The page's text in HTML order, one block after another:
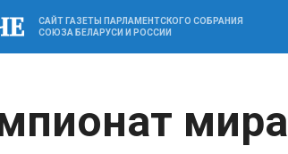
САЙТ ГАЗЕТЫ ПАРЛАМЕНТСКОГО СОБРАНИЯ
СОЮЗА БЕЛАРУСИ И РОССИИ
мира